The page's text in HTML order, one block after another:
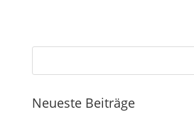
Neueste Beiträge